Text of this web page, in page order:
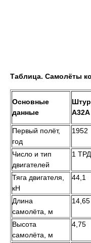
Таблица. Самолёты
Основные
данные
А32А
Первый полёт,
год
1952
Число и тип
двигателей
1
Тяга двигателя,
кН
44,1
Длина
самолёта, м
14,65
Высота
самолёта, м
4,75